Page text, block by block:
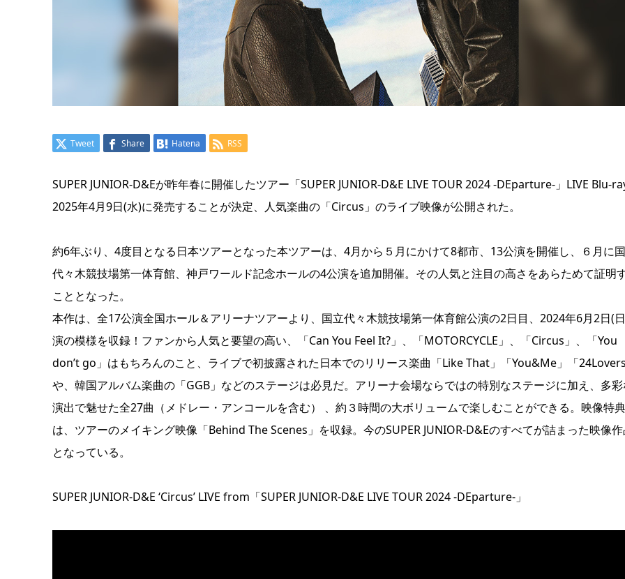
Tweet Share Hatena RSS
SUPER JUNIOR-D&Eが昨年春に開催したツアー「SUPER JUNIOR-D&E LIVE TOUR 2024 -DEparture-」LIVE Blu-
2025年4月9日(水)に発売することが決定、人気楽曲の「Circus」のライブ映像が公開された。
約6年ぶり、4度目となる日本ツアーとなった本ツアーは、4月から５月にかけて8都市、13公演を開催し、６月に
代々木競技場第一体育館、神戸ワールド記念ホールの4公演を追加開催。その人気と注目の高さをあらためて証明
こととなった。
本作は、全17公演全国ホール＆アリーナツアーより、国立代々木競技場第一体育館公演の2日目、2024年6月2日(
演の模様を収録！ファンから人気と要望の高い、「Can You Feel It?」、「MOTORCYCLE」、「Circus」、「You
don’t go」はもちろんのこと、ライブで初披露された日本でのリリース楽曲「Like That」「You&Me」「24Lovers
や、韓国アルバム楽曲の「GGB」などのステージは必見だ。アリーナ会場ならではの特別なステージに加え、多彩
演出で魅せた全27曲（メドレー・アンコールを含む） 、約３時間の大ボリュームで楽しむことができる。映像特
は、ツアーのメイキング映像「Behind The Scenes」を収録。今のSUPER JUNIOR-D&Eのすべてが詰まった映像作
となっている。
SUPER JUNIOR-D&E ‘Circus’ LIVE from「SUPER JUNIOR-D&E LIVE TOUR 2024 -DEparture-」